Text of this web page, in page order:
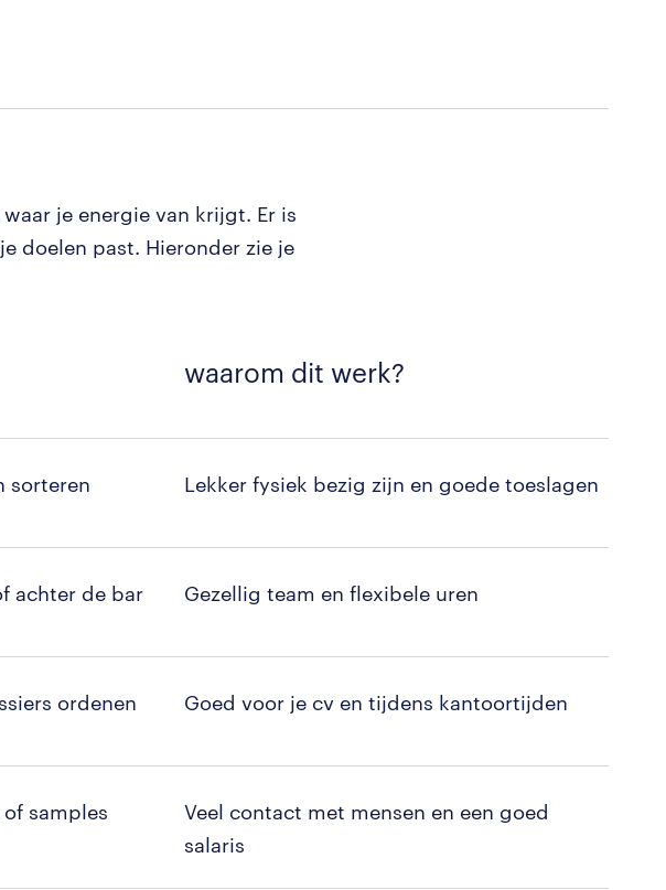
je energie van krijgt. Er is
doelen past. Hieronder zie je
waarom dit werk?
sorteren Lekker fysiek bezig zijn en goede toeslagen
achter de bar Gezellig team en flexibele uren
ordenen Goed voor je cv en tijdens kantoortijden
samples
Veel contact met mensen en een goed
salaris